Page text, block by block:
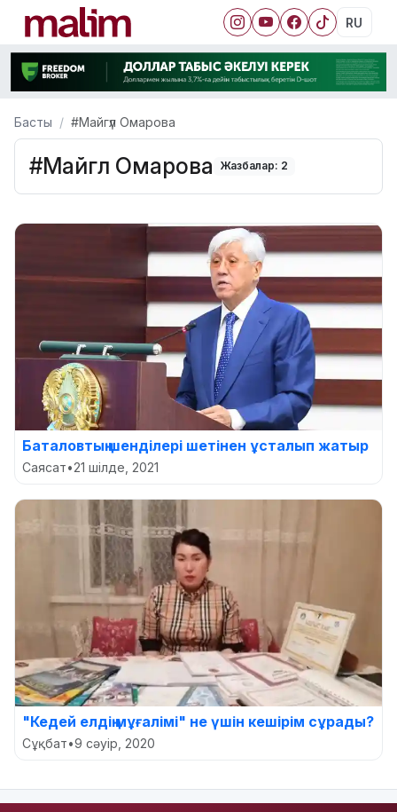
RU
Басты #Майгүл Омарова
#Майгүл Омарова Жазбалар: 2
Баталовтың шенділері шетінен ұсталып жатыр
Саясат•21 шілде, 2021
"Кедей елдің мұғалімі" не үшін кешірім сұрады?
Сұқбат•9 сәуір, 2020